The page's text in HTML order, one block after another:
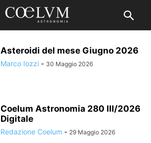
Asteroidi del mese Giugno 2026
Marco Iozzi - 30 Maggio 2026
Coelum Astronomia 280 III/2026
Digitale
Redazione Coelum - 29 Maggio 2026